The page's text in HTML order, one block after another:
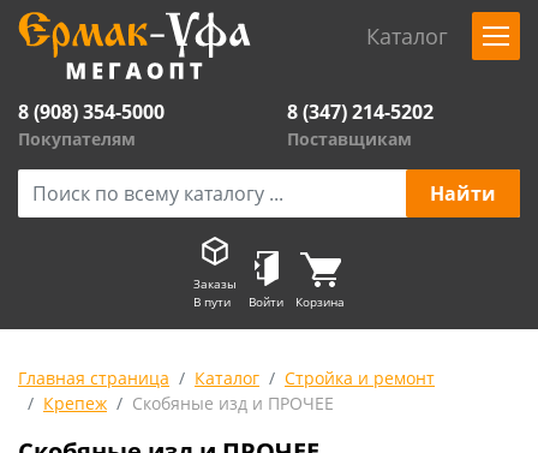
Каталог
8 (908) 354-5000
Покупателям
8 (347) 214-5202
Поставщикам
Заказы
В пути
Войти Корзина
Главная страница Каталог
Стройка и ремонт
Крепеж
Скобяные изд и ПРОЧЕЕ